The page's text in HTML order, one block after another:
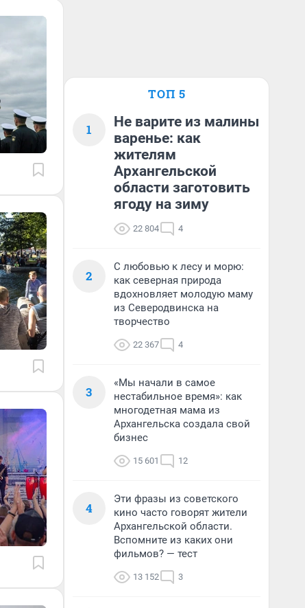
ТОП 5
1
Не варите из малины
варенье: как
жителям
Архангельской
области заготовить
ягоду на зиму
22 804 4
2
С любовью к лесу и морю:
как северная природа
вдохновляет молодую маму
из Северодвинска на
творчество
22 367 4
3
«Мы начали в самое
нестабильное время»: как
многодетная мама из
Архангельска создала свой
бизнес
15 601 12
4
Эти фразы из советского
кино часто говорят жители
Архангельской области.
Вспомните из каких они
фильмов? — тест
13 152 3